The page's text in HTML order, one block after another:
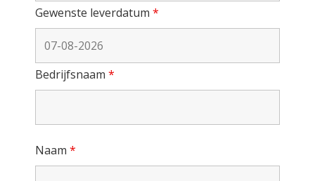
Gewenste leverdatum *
Bedrijfsnaam *
Naam *